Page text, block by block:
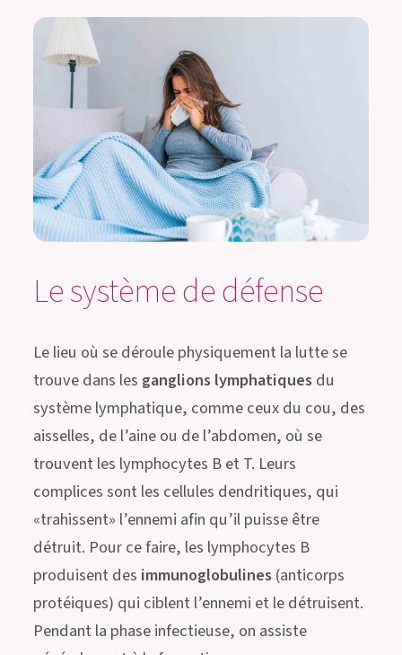
Le système de défense
Le lieu où se déroule physiquement la lutte se
trouve dans les ganglions lymphatiques du
système lymphatique, comme ceux du cou, des
aisselles, de l’aine ou de l’abdomen, où se
trouvent les lymphocytes B et T. Leurs
complices sont les cellules dendritiques, qui
«trahissent» l’ennemi afin qu’il puisse être
détruit. Pour ce faire, les lymphocytes B
produisent des immunoglobulines (anticorps
protéiques) qui ciblent l’ennemi et le détruisent.
Pendant la phase infectieuse, on assiste